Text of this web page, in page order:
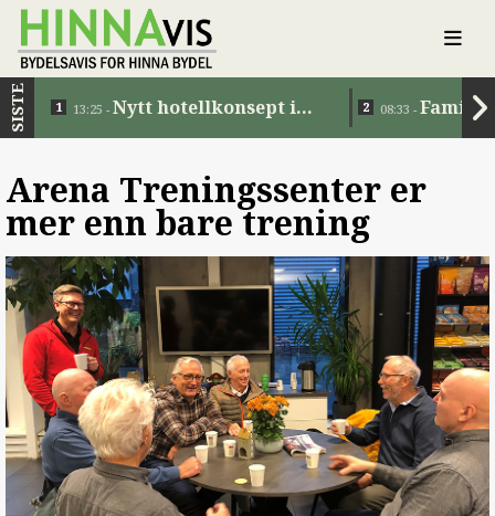
SISTE 13:25 - Nytt hotellkonsept i
08:33 -
Arena Treningssenter er
mer enn bare trening